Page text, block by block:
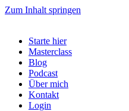
Zum Inhalt springen
Starte hier
Masterclass
Blog
Podcast
Über mich
Kontakt
Login